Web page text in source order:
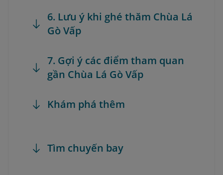
6. Lưu ý khi ghé thăm Chùa Lá
Gò Vấp
7. Gợi ý các điểm tham quan
gần Chùa Lá Gò Vấp
Khám phá thêm
Tìm chuyến bay